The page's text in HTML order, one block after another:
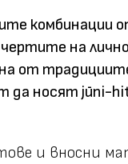
комбинации
на
от
да носят jūni-
и вносни